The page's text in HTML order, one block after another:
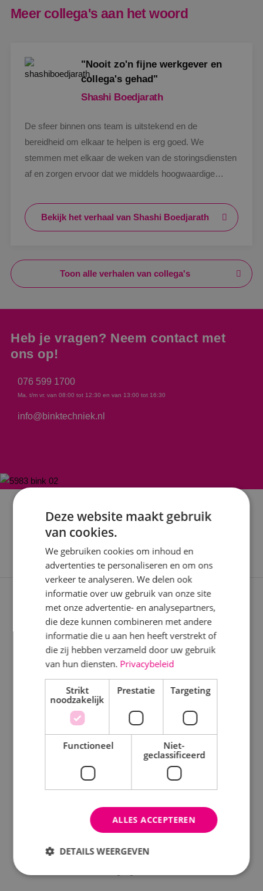
Meer collega's aan het woord
"Nooit zo'n fijne werkgever en
collega's gehad"
Shashi Boedjarath
De sfeer binnen ons team is uitstekend en de
bereidheid om elkaar te helpen is erg goed. We
stemmen met elkaar de weken van de storingsdiensten
af en zorgen ervoor dat we middels hoogwaardige
bedrijf worden er veel activiteiten en uitjes geregeld
waarmede BINK zich onderscheid en men gemoedelijk
organisatie siert. Ben zeer tevreden en hoop hier nog
Bekijk het verhaal van Shashi Boedjarath
Toon alle verhalen van collega's
Heb je vragen? Neem contact met
ons op!
076 599 1700
Ma. t/m vr. van 08:00 tot 12:30 en van 13:00 tot 16:30
info@binktechniek.nl
Expertises
Nieuwbouwprojecten
Verbouwprojecten
Energieneutraal bouwen
Werktuigbouwkunde
Energietechniek
Deze website maakt gebruik
van cookies.
We gebruiken cookies om inhoud en
advertenties te personaliseren en om ons
verkeer te analyseren. We delen ook
informatie over uw gebruik van onze site
met onze advertentie- en analysepartners,
die deze kunnen combineren met andere
informatie die u aan hen heeft verstrekt of
die zij hebben verzameld door uw gebruik
van hun diensten. Privacybeleid
Strikt
noodzakelijk
Prestatie Targeting
Functioneel
Niet-
geclassificeerd
ALLES ACCEPTEREN
DETAILS WEERGEVEN